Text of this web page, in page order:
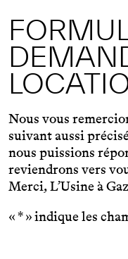
Nous vous
suivant aussi
nous puissions
reviendrons vers
Merci, L’Usine à
«*» indique les